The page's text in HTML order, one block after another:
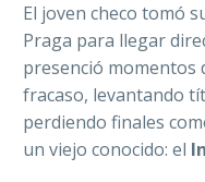
El joven checo tomó
Praga para llegar
presenció momentos
fracaso, levantando
perdiendo finales
un viejo conocido: el